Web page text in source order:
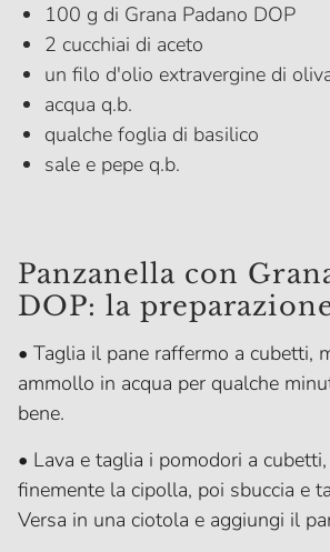
100 g di Grana Padano DOP
2 cucchiai di aceto
un filo d'olio extravergine di
acqua q.b.
qualche foglia di basilico
sale e pepe q.b.
Panzanella con
DOP: la
• Taglia il pane raffermo a cubetti,
ammollo in acqua per qualche
bene.
• Lava e taglia i pomodori a
finemente la cipolla, poi sbuccia e
Versa in una ciotola e aggiungi il